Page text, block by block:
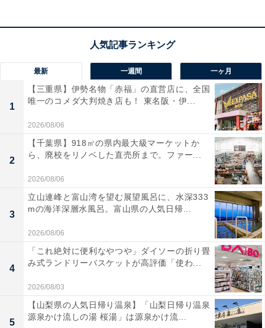
最新 一週間 一ヶ月
1
【三重県】伊勢名物「赤福」の直営店に、全国
唯一のコメダ大判焼き店も！ 東名阪・伊...
2026/08/06
2
【千葉県】918㎡の県内最大級マーケットか
ら、廃校をリノベした直売所まで。ファー...
2026/08/06
3
立山連峰と富山湾を望む展望風呂に、水深333
mの海洋深層水風呂。富山県の人気日帰...
2026/08/06
4
「これ絶対に便利なやつや」ダイソーの折り畳
み式ランドリーバスケットが高評価「使わ...
2026/08/03
5
【山梨県の人気日帰り温泉】「山梨日帰り温泉
源泉かけ流しの湯 桜湯」は源泉かけ流...